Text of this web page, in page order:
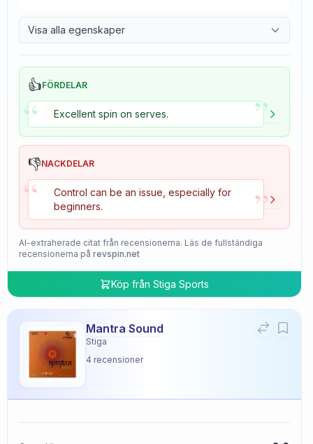
Visa alla egenskaper
👍FÖRDELAR
“ Excellent spin on serves. ”
👎NACKDELAR
“
Control can be an issue, especially for
beginners.
”
AI-extraherade citat från recensionerna. Läs de fullständiga
recensionerna på revspin.net
Köp från Stiga Sports
Mantra Sound
Stiga
4 recensioner